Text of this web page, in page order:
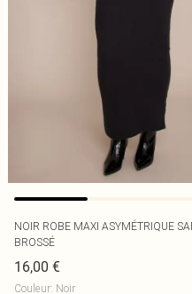
NOIR ROBE MAXI ASYMÉTRIQUE
BROSSÉ
16,00 €
Couleur: Noir